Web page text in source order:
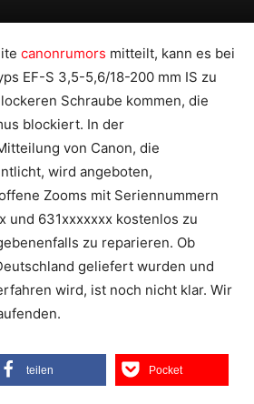
canonrumors mitteilt, kann es bei
EF-S 3,5-5,6/18-200 mm IS zu
Schraube kommen, die
blockiert. In der
von Canon, die
wird angeboten,
Zooms mit Seriennummern
und 631xxxxxxx kostenlos zu
zu reparieren. Ob
geliefert wurden und
wird, ist noch nicht klar. Wir
teilen Pocket